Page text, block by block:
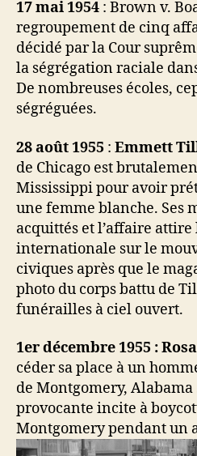
17 mai 1954 : Brown v.
regroupement de cinq
décidé par la Cour
la ségrégation raciale
De nombreuses écoles,
ségréguées.
28 août 1955 : Emmett
de Chicago est
Mississippi pour avoir
une femme blanche. Ses
acquittés et l’affaire attire
internationale sur le
civiques après que le
photo du corps battu de
funérailles à ciel ouvert.
1er décembre 1955 :
céder sa place à un
de Montgomery, Alabama
provocante incite à
Montgomery pendant un